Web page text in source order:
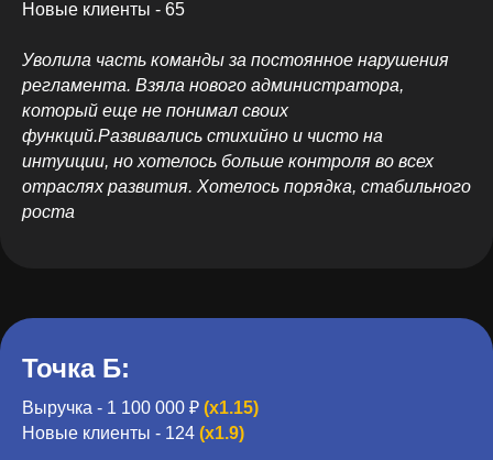
Новые клиенты - 65
Уволила часть команды за постоянное нарушения
регламента. Взяла нового администратора,
который еще не понимал своих
функций.Развивались стихийно и чисто на
интуиции, но хотелось больше контроля во всех
отраслях развития. Хотелось порядка, стабильного
роста
Точка Б:
Выручка - 1 100 000 ₽ (x1.15)
Новые клиенты - 124 (x1.9)